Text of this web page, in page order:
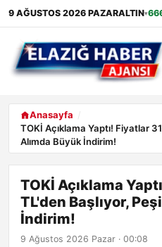
9 AĞUSTOS 2026 PAZARALTIN▾
ANASAYFA
GÜNDEM
EKONOMI
SAĞLIK
ALIŞVERIŞ
Anasayfa
TOKİ Açıklama Yaptı! Fiyatlar
Alımda Büyük İndirim!
TOKİ Açıklama
TL'den Başlıyor,
İndirim!
9 Ağustos 2026 Pazar · 00:08